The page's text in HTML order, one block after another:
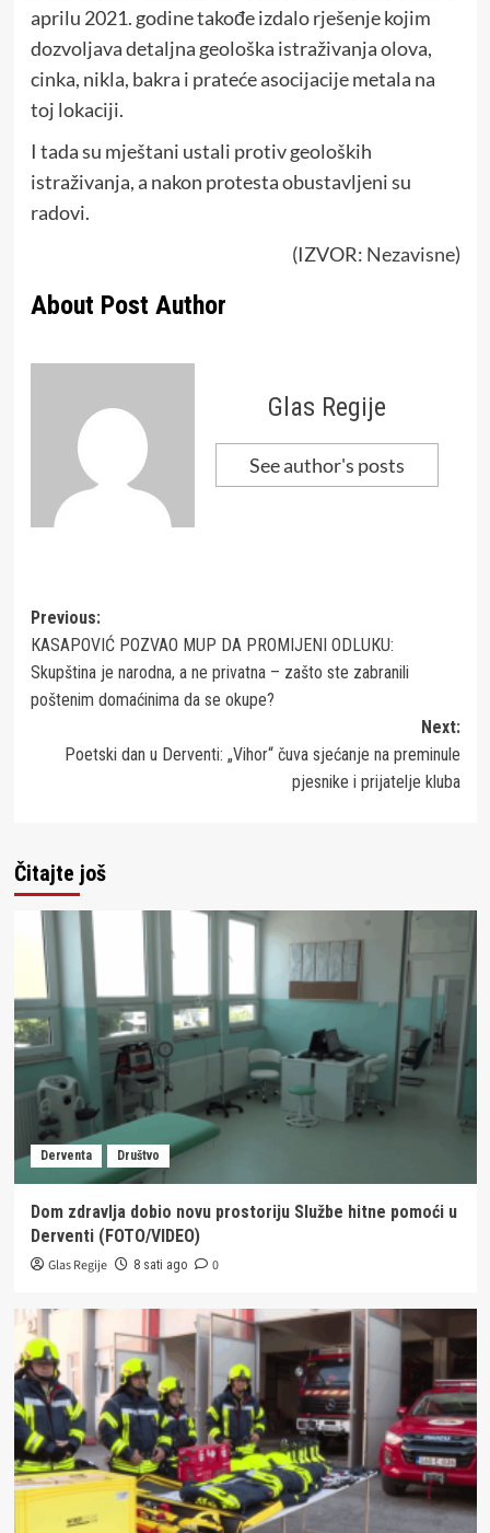
aprilu 2021. godine takođe izdalo rješenje kojim
dozvoljava detaljna geološka istraživanja olova,
cinka, nikla, bakra i prateće asocijacije metala na
toj lokaciji.
I tada su mještani ustali protiv geoloških
istraživanja, a nakon protesta obustavljeni su
radovi.
(IZVOR: Nezavisne)
About Post Author
Glas Regije
See author's posts
Post
navigation
Previous:
КASAPOVIĆ POZVAO MUP DA PROMIJENI ODLUКU:
Skupština je narodna, a ne privatna – zašto ste zabranili
poštenim domaćinima da se okupe?
Next:
Poetski dan u Derventi: „Vihor“ čuva sjećanje na preminule
pjesnike i prijatelje kluba
Čitajte još
Derventa Društvo
Dom zdravlja dobio novu prostoriju Službe hitne pomoći u
Derventi (FOTO/VIDEO)
Glas Regije 8 sati ago 0